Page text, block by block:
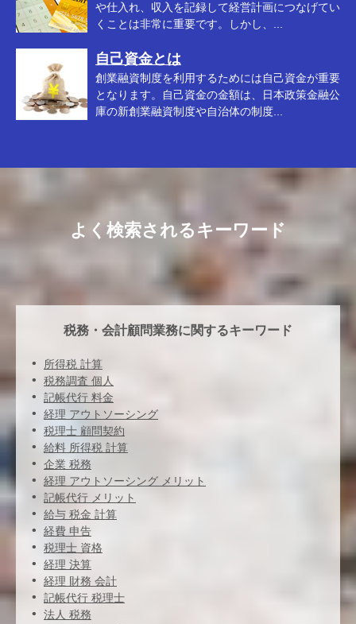
や仕入れ、収入を記録して経営計画につなげてい
くことは非常に重要です。しかし、...
自己資金とは
創業融資制度を利用するためには自己資金が重要
となります。自己資金の金額は、日本政策金融公
庫の新創業融資制度や自治体の制度...
よく検索されるキーワード
税務・会計顧問業務に関するキーワード
所得税 計算
税務調査 個人
記帳代行 料金
経理 アウトソーシング
税理士 顧問契約
給料 所得税 計算
企業 税務
経理 アウトソーシング メリット
記帳代行 メリット
給与 税金 計算
経費 申告
税理士 資格
経理 決算
経理 財務 会計
記帳代行 税理士
法人 税務